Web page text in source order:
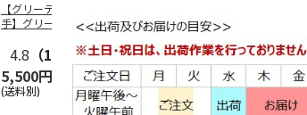
【グリーティング切
手】グリーティング
…
4.8 （11）
5,500円
(送料別)
手】春のグリーティ
ング（110円）
4.8（18）
1,100円
(送料別)
5.0（12）
1,100円
(送料別)